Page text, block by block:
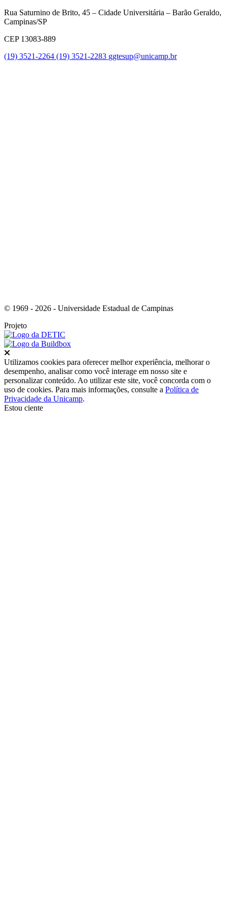
Rua Saturnino de Brito, 45 – Cidade Universitária – Barão Geraldo,
Campinas/SP
CEP 13083-889
(19) 3521-2264 (19) 3521-2283 ggtesup@unicamp.br
© 1969 - 2026 - Universidade Estadual de Campinas
Projeto
Utilizamos cookies para oferecer melhor experiência, melhorar o
desempenho, analisar como você interage em nosso site e
personalizar conteúdo. Ao utilizar este site, você concorda com o
uso de cookies. Para mais informações, consulte a Política de
Privacidade da Unicamp.
Estou ciente